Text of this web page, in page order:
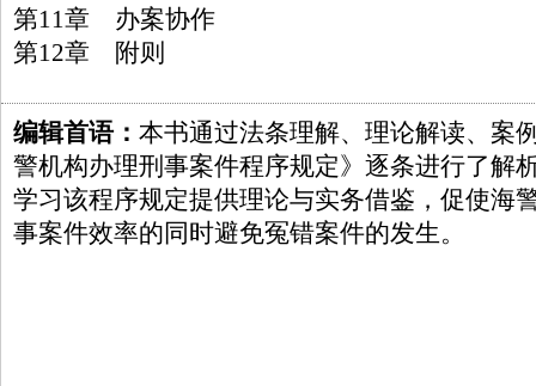
第11章 办案协作
第12章 附则
编辑首语： 本书通过法条理解、理论解读、案
警机构办理刑事案件程序规定》逐条进行了解
学习该程序规定提供理论与实务借鉴，促使海
事案件效率的同时避免冤错案件的发生。